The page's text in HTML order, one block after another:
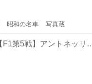
昭和の名車 写真蔵
【F1第5戦】アントネッリの4戦連続ポ